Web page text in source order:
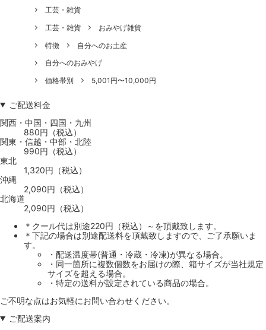
工芸・雑貨
工芸・雑貨
おみやげ雑貨
特徴
自分へのお土産
自分へのおみやげ
価格帯別
5,001円〜10,000円
ご配送料金
関西・中国・四国・九州
880円（税込）
関東・信越・中部・北陸
990円（税込）
東北
1,320円（税込）
沖縄
2,090円（税込）
北海道
2,090円（税込）
＊クール代は別途220円（税込）～を頂戴致します。
＊下記の場合は別途配送料を頂戴致しますので、ご了承願いま
す。
・配送温度帯(普通・冷蔵・冷凍)が異なる場合。
・同一箇所に複数個数をお届けの際、箱サイズが当社規定
サイズを超える場合。
・特定の送料が設定されている商品の場合。
ご不明な点はお気軽にお問い合わせください。
ご配送案内